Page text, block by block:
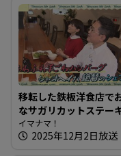
移転した鉄板洋食店で
なサガリカットステー
洋風鉄板ダイニング 日向
【たまにはそとランチ】
イマナマ！
2025年12月2日放送